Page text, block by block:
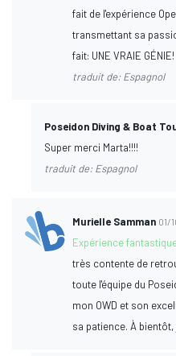
fait de l'expérience
transmettant sa
fait: UNE VRAIE GÉNIE!
traduit de: Espagnol
Poseidon Diving & Boat
Super merci Marta!!!!
traduit de: Espagnol
Murielle Samman 01/
Expérience
très contente de
toute l'équipe du
mon OWD et son
sa patience. À bientôt,